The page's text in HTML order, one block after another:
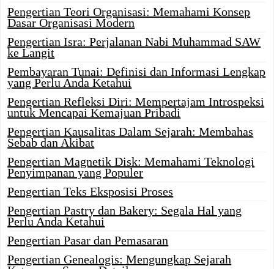
Pengertian Teori Organisasi: Memahami Konsep
Dasar Organisasi Modern
Pengertian Isra: Perjalanan Nabi Muhammad SAW
ke Langit
Pembayaran Tunai: Definisi dan Informasi Lengkap
yang Perlu Anda Ketahui
Pengertian Refleksi Diri: Mempertajam Introspeksi
untuk Mencapai Kemajuan Pribadi
Pengertian Kausalitas Dalam Sejarah: Membahas
Sebab dan Akibat
Pengertian Magnetik Disk: Memahami Teknologi
Penyimpanan yang Populer
Pengertian Teks Eksposisi Proses
Pengertian Pastry dan Bakery: Segala Hal yang
Perlu Anda Ketahui
Pengertian Pasar dan Pemasaran
Pengertian Genealogis: Mengungkap Sejarah